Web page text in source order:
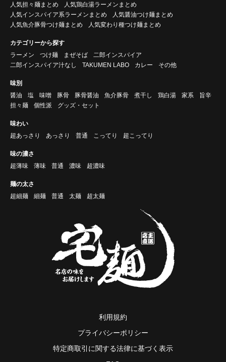
人気担々麺まとめ
人気鶏白湯ラーメンまとめ
人気インスパイア系ラーメンまとめ
人気醤油つけ麺まとめ
人気魚介豚骨つけ麺まとめ
人気変わり種つけ麺まとめ
カテゴリーから探す
ラーメン
つけ麺 まぜそば
二郎インスパイア
二郎インスパイア汁なし
TAKUMEN LABO カレー その他
味別
醤油
塩 味噌 豚骨 豚骨醤油 魚介豚骨 煮干し 鶏白湯 家系
旨辛
担々麺
個性派 グッズ・セット
味わい
超あっさり
あっさり 普通 こってり 超こってり
味の濃さ
超薄味
薄味 普通 濃味 超濃味
麺の太さ
超細麺
細麺 普通 太麺 超太麺
利用規約
プライバシーポリシー
特定商取引に関する法律に基づく表示